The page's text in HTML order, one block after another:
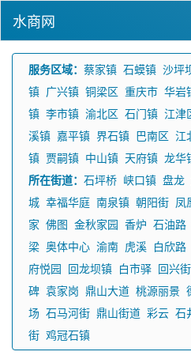
水商网
服务区域： 蔡家镇 石蟆镇 沙坪
镇 广兴镇 铜梁区 重庆市 华岩
镇 李市镇 渝北区 石门镇 江津
溪镇 嘉平镇 界石镇 巴南区 江
镇 贾嗣镇 中山镇 天府镇 龙华
所在街道： 石坪桥 峡口镇 盘龙
城 幸福华庭 南泉镇 朝阳街 凤
家 佛图 金秋家园 香炉 石油路
梁 奥体中心 渝南 虎溪 白欣路
府悦园 回龙坝镇 白市驿 回兴街
碑 袁家岗 鼎山大道 桃源丽景
场 石马河街 鼎山街道 彩云 石
街 鸡冠石镇